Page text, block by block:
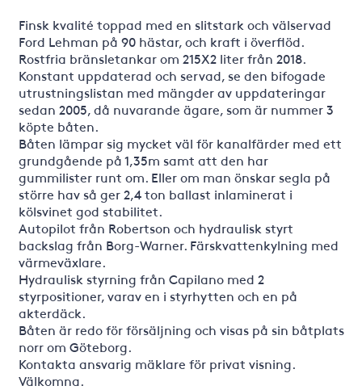
Finsk kvalité toppad med en slitstark och välservad
Ford Lehman på 90 hästar, och kraft i överflöd.
Rostfria bränsletankar om 215X2 liter från 2018.
Konstant uppdaterad och servad, se den bifogade
utrustningslistan med mängder av uppdateringar
sedan 2005, då nuvarande ägare, som är nummer 3
köpte båten.
Båten lämpar sig mycket väl för kanalfärder med ett
grundgående på 1,35m samt att den har
gummilister runt om. Eller om man önskar segla på
större hav så ger 2,4 ton ballast inlaminerat i
kölsvinet god stabilitet.
Autopilot från Robertson och hydraulisk styrt
backslag från Borg-Warner. Färskvattenkylning med
värmeväxlare.
Hydraulisk styrning från Capilano med 2
styrpositioner, varav en i styrhytten och en på
akterdäck.
Båten är redo för försäljning och visas på sin båtplats
norr om Göteborg.
Kontakta ansvarig mäklare för privat visning.
Välkomna.